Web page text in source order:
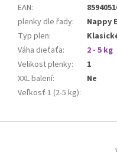
EAN:
plenky dle řady:
Nappy
Typ plen:
Váha dieťaťa:
2 - 5 kg
Velikost plenky:
1
XXL balení:
Ne
Veľkosť 1 (2-5 kg):